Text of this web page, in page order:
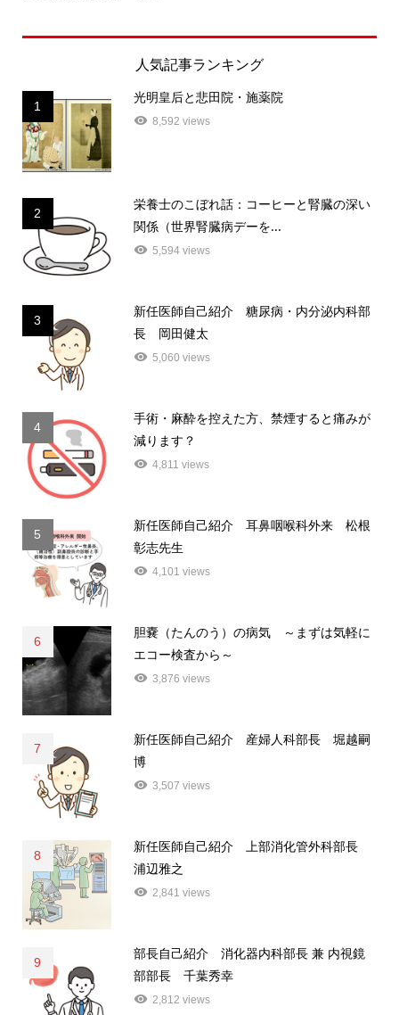
人気記事ランキング
1
光明皇后と悲田院・施薬院
8,592 views
2
栄養士のこぼれ話：コーヒーと腎臓の深い
関係（世界腎臓病デーを...
5,594 views
3
新任医師自己紹介 糖尿病・内分泌内科部
長 岡田健太
5,060 views
4
手術・麻酔を控えた方、禁煙すると痛みが
減ります？
4,811 views
5
新任医師自己紹介 耳鼻咽喉科外来 松根
彰志先生
4,101 views
6
胆嚢（たんのう）の病気 ～まずは気軽に
エコー検査から～
3,876 views
7
新任医師自己紹介 産婦人科部長 堀越嗣
博
3,507 views
8
新任医師自己紹介 上部消化管外科部長
浦辺雅之
2,841 views
9
部長自己紹介 消化器内科部長 兼 内視鏡
部部長 千葉秀幸
2,812 views